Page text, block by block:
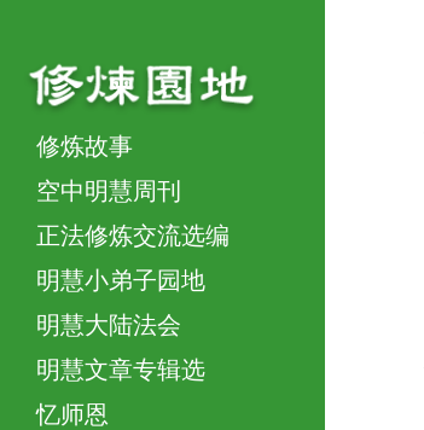
修炼故事
空中明慧周刊
正法修炼交流选编
明慧小弟子园地
明慧大陆法会
明慧文章专辑选
忆师恩